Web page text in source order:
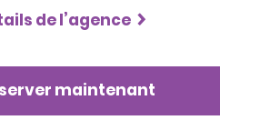
de l’agence
maintenant